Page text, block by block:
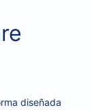
diseñada